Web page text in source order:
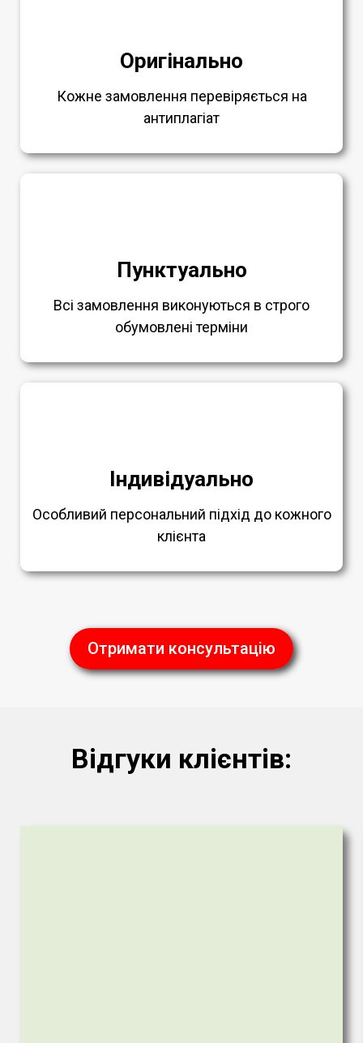
Оригінально
Кожне замовлення перевіряється на
антиплагіат
Пунктуально
Всі замовлення виконуються в строго
обумовлені терміни
Індивідуально
Особливий персональний підхід до кожного
клієнта
Отримати консультацію
Відгуки клієнтів: